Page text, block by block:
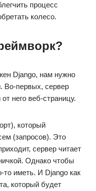
процесс
колесо.
Django, нам нужно
Во-первых, сервер
него веб-страницу.
который
(запросов). Это
сервер читает
Однако чтобы
то иметь. И Django как
который будет